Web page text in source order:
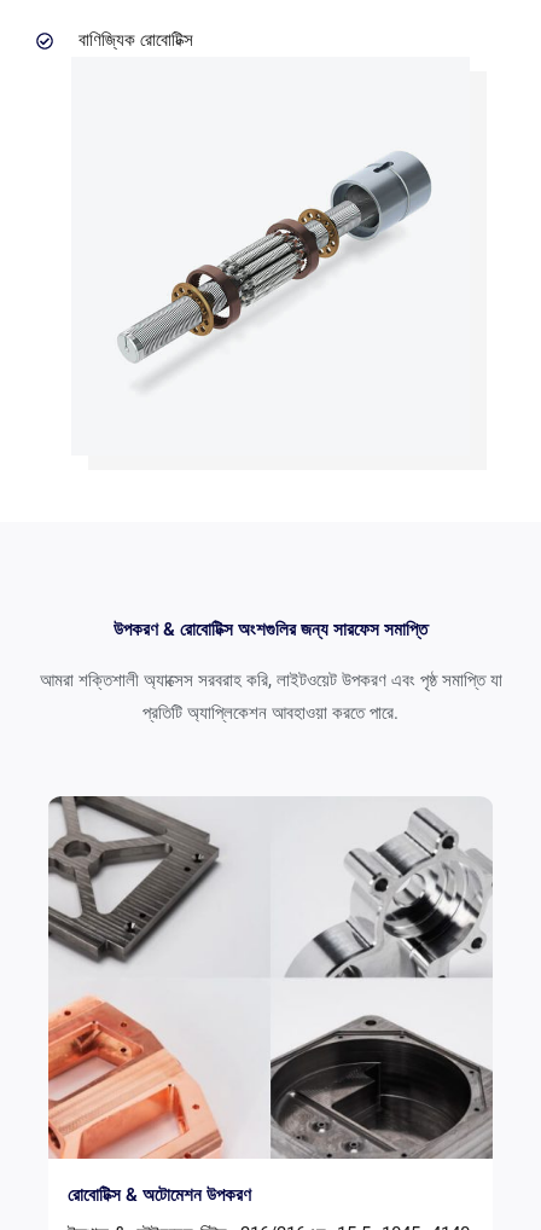
বাণিজ্যিক রোবোটিক্স
উপকরণ & রোবোটিক্স অংশগুলির জন্য সারফেস সমাপ্তি
আমরা শক্তিশালী অ্যাক্সেস সরবরাহ করি, লাইটওয়েট উপকরণ এবং পৃষ্ঠ সমাপ্তি যা
প্রতিটি অ্যাপ্লিকেশন আবহাওয়া করতে পারে.
রোবোটিক্স & অটোমেশন উপকরণ